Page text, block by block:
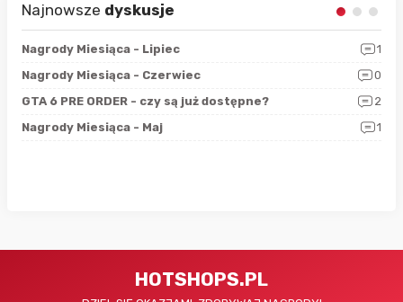
Najnowsze dyskusje
Nagrody Miesiąca - Lipiec
1
Nagrody Miesiąca - Czerwiec
0
GTA 6 PRE ORDER - czy są już dostępne?
2
Nagrody Miesiąca - Maj
1
HOTSHOPS.PL